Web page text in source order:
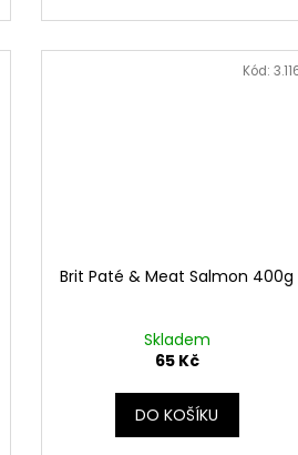
Brit Paté & Meat Salmon 400g
Skladem
65 Kč
DO KOŠÍKU
Kód: